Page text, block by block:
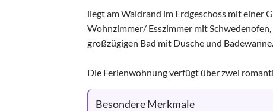
liegt am Waldrand im Erdgeschoss mit einer
Wohnzimmer/ Esszimmer mit
großzügigen Bad mit Dusche und Badewanne.
Die Ferienwohnung verfügt über zwei
Besondere Merkmale